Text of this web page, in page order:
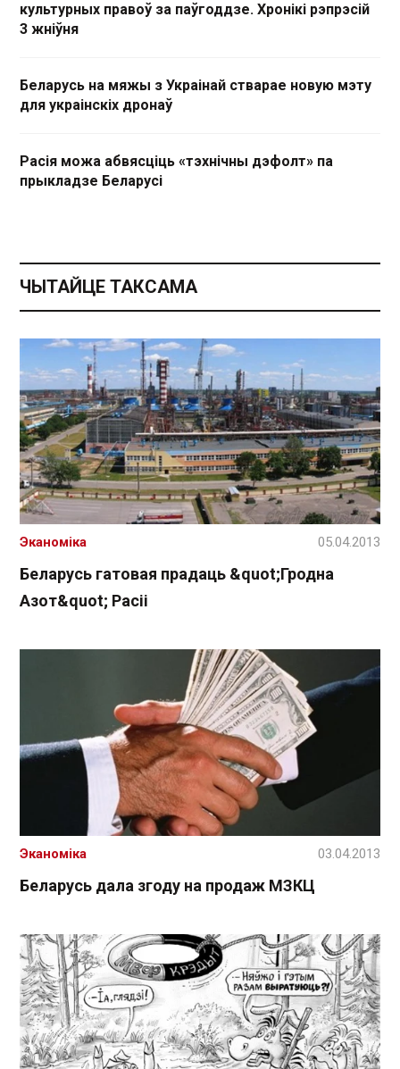
культурных правоў за паўгоддзе. Хронікі рэпрэсій
3 жніўня
Беларусь на мяжы з Украінай стварае новую мэту
для украінскіх дронаў
Расія можа абвясціць «тэхнічны дэфолт» па
прыкладзе Беларусі
ЧЫТАЙЦЕ ТАКСАМА
Беларусь гатовая прадаць &quot;Гродна
Азот&quot; Расіі
Эканоміка 05.04.2013
Беларусь дала згоду на продаж МЗКЦ
Эканоміка 03.04.2013